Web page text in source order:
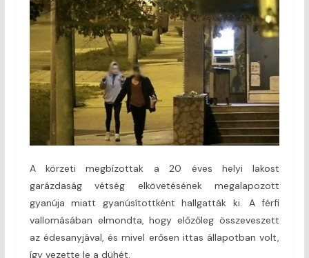
A körzeti megbízottak a 20 éves helyi lakost
garázdaság vétség elkövetésének megalapozott
gyanúja miatt gyanúsítottként hallgatták ki. A férfi
vallomásában elmondta, hogy előzőleg összeveszett
az édesanyjával, és mivel erősen ittas állapotban volt,
így vezette le a dühét.